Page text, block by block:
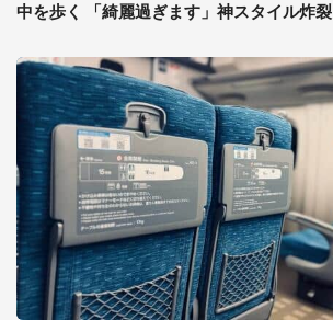
中を歩く 「綺麗過ぎます」神スタイル炸裂